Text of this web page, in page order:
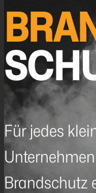
Für jedes
Brandschutz